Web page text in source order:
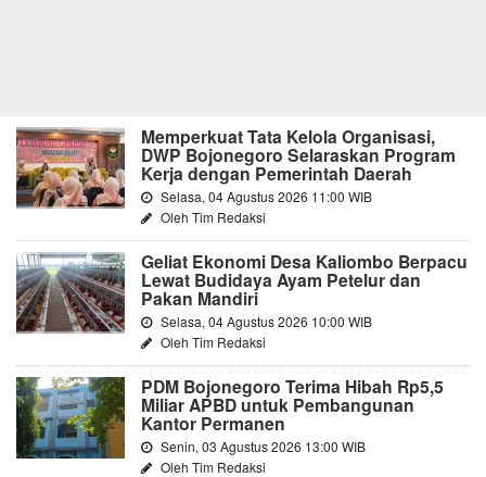
Memperkuat Tata Kelola Organisasi,
DWP Bojonegoro Selaraskan Program
Kerja dengan Pemerintah Daerah
Selasa, 04 Agustus 2026 11:00 WIB
Oleh Tim Redaksi
Geliat Ekonomi Desa Kaliombo Berpacu
Lewat Budidaya Ayam Petelur dan
Pakan Mandiri
Selasa, 04 Agustus 2026 10:00 WIB
Oleh Tim Redaksi
PDM Bojonegoro Terima Hibah Rp5,5
Miliar APBD untuk Pembangunan
Kantor Permanen
Senin, 03 Agustus 2026 13:00 WIB
Oleh Tim Redaksi